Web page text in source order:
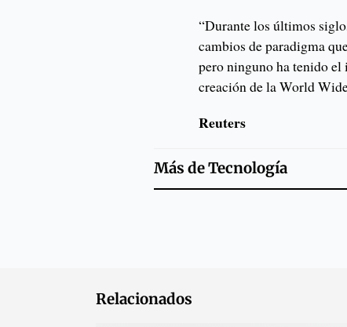
“Durante los últimos
cambios de paradigma
pero ninguno ha tenido
creación de la World
Reuters
Más deTecnología
Relacionados